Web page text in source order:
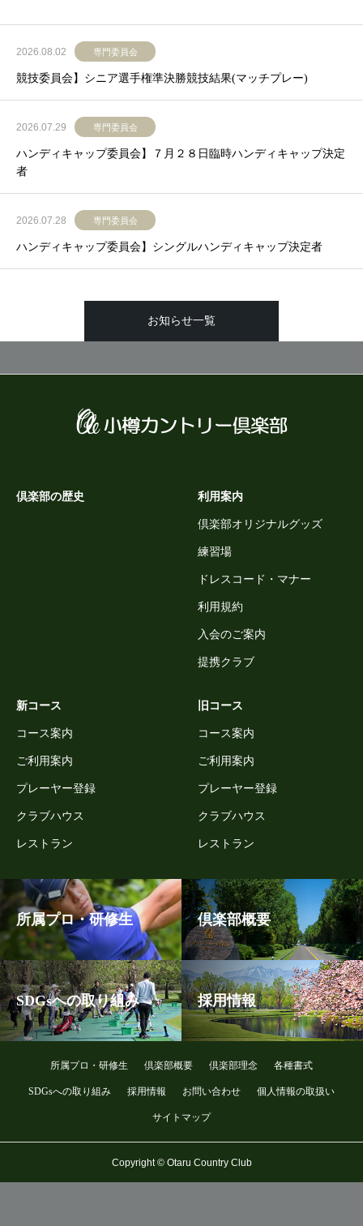
2026.08.02 専門委員会
競技委員会】シニア選手権準決勝競技結果(マッチプレー)
2026.07.29 専門委員会
ハンディキャップ委員会】７月２８日臨時ハンディキャップ決定
者
2026.07.28 専門委員会
ハンディキャップ委員会】シングルハンディキャップ決定者
お知らせ一覧
倶楽部の歴史 利用案内
倶楽部オリジナルグッズ
練習場
ドレスコード・マナー
利用規約
入会のご案内
提携クラブ
新コース
コース案内
ご利用案内
プレーヤー登録
クラブハウス
レストラン
旧コース
コース案内
ご利用案内
プレーヤー登録
クラブハウス
レストラン
所属プロ・研修生 倶楽部概要
SDGsへの取り組み 採用情報
所属プロ・研修生 倶楽部概要 倶楽部理念 各種書式
SDGsへの取り組み 採用情報 お問い合わせ 個人情報の取扱い
サイトマップ
Copyright © Otaru Country Club